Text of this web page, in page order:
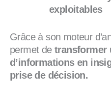
exploitables
Grâce à son moteur
permet detransformer
d’informations en
prise de décision.